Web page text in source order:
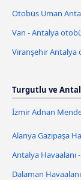
Otobüs Uman
Van - Antalya
Viranşehir Antalya
Turgutlu ve
İzmir Adnan
Alanya Gazipaşa
Antalya Havaalanı
Dalaman